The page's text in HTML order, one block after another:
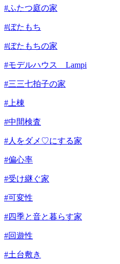
#ふたつ庭の家
#ぼたもち
#ぼたもちの家
#モデルハウス Lampi
#三三七拍子の家
#上棟
#中間検査
#人をダメ♡にする家
#偏心率
#受け継ぐ家
#可変性
#四季と音と暮らす家
#回遊性
#土台敷き